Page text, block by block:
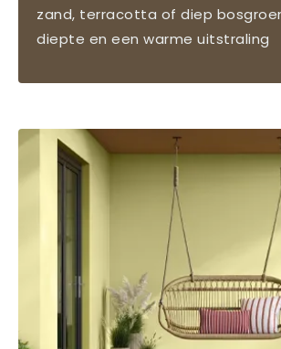
zand, terracotta of diep
diepte en een warme uitstraling